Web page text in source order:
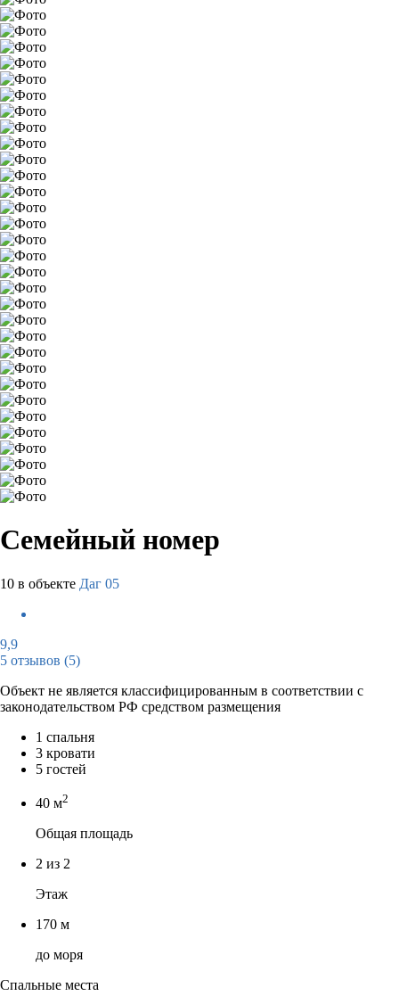
Семейный номер
10 в объекте Даг 05
9,9
5 отзывов (5)
Объект не является классифицированным в соответствии с
законодательством РФ средством размещения
1 спальня
3 кровати
5 гостей
40 м2
Общая площадь
2 из 2
Этаж
170 м
до моря
Спальные места